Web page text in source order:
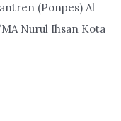
(Ponpes) Al
Nurul Ihsan Kota